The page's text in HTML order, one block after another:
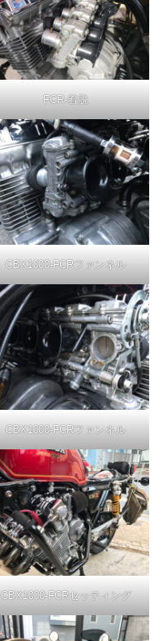
FCR-着脱
CBX1000-FCRファンネル
CBX1000-FCRファンネル
CBX1000-FCRセッティング